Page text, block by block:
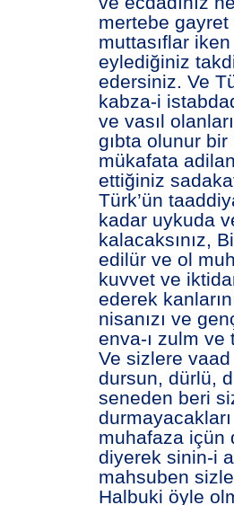
mertebe
muttasıflar
eylediğiniz
edersiniz. Ve
kabza-i
ve vasıl
gıbta olunur
mükafata
ettiğiniz
Türk’ün
kadar uykuda
kalacaksınız,
edilür ve ol
kuvvet ve
ederek
nisanızı ve
enva-ı zulm ve
Ve sizlere
dursun, dürlü,
seneden beri
durmayacakları
muhafaza içün
diyerek sinin-i
mahsuben
Halbuki öyle